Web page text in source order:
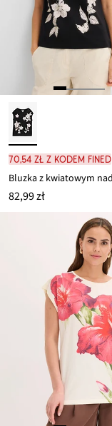
70,54 zł z kodem FINED
Bluzka z kwiatowym
82,99 zł